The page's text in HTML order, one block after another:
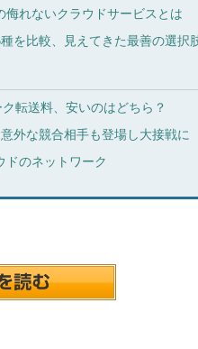
侮れないクラウドサービスとは
を比較、見えてきた最善の選択
転送料、安いのはどちら？
外な競合相手も登場し大接戦に
ドのネットワーク